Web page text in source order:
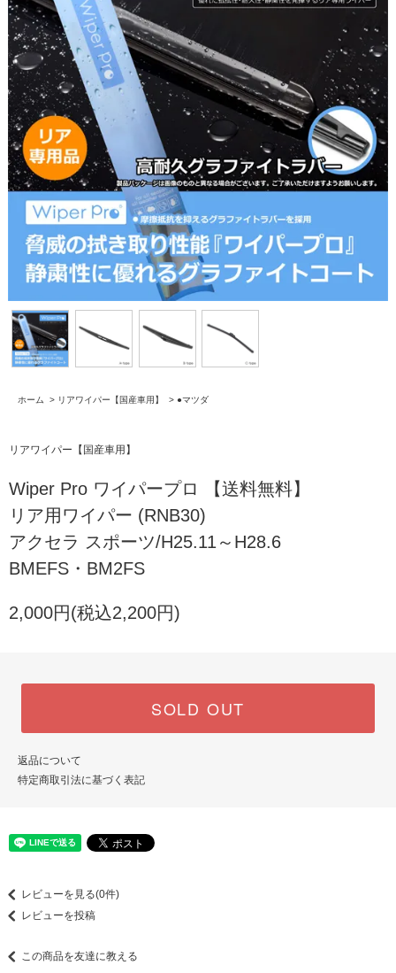
ホーム > リアワイパー【国産車用】 > ●マツダ
リアワイパー【国産車用】
Wiper Pro ワイパープロ 【送料無料】
リア用ワイパー (RNB30)
アクセラ スポーツ/H25.11～H28.6
BMEFS・BM2FS
2,000円(税込2,200円)
SOLD OUT
返品について
特定商取引法に基づく表記
レビューを見る(0件)
レビューを投稿
この商品を友達に教える